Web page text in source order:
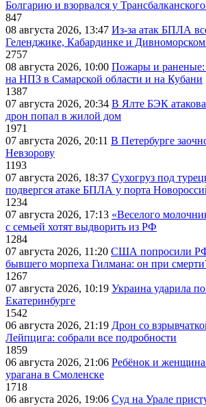
Болгарию и взорвался у
847
08 августа 2026, 13:47 Из-за атак БПЛА
Геленджике, Кабардинке и
2757
08 августа 2026, 10:00 Пожары и раненые:
на НПЗ в Самарской области и на Кубани
1387
07 августа 2026, 20:34 В Ялте БЭК
дрон попал в жилой дом
1971
07 августа 2026, 20:11 В Петербурге
Невзорову
1193
07 августа 2026, 18:37 Сухогруз под
подвергся атаке БПЛА у порта
1234
07 августа 2026, 17:13 «Веселого
с семьей хотят выдворить из РФ
1284
07 августа 2026, 11:20 США попросили РФ
бывшего морпеха Гилмана: он при
1267
07 августа 2026, 10:19 Украина ударила
Екатеринбурге
1542
06 августа 2026, 21:19 Дрон со
Лейпцига: собрали все подробности
1859
06 августа 2026, 21:06 Ребёнок и
урагана в Смоленске
1718
06 августа 2026, 19:06 Суд на Урале